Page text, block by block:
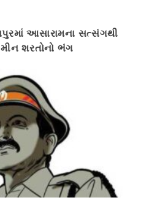
આસારામના સત્સંગથી
શરતોનો ભંગ